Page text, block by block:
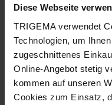
Diese Webseite
TRIGEMA verwendet
Technologien, um
zugeschnittenes
Online-Angebot stetig
kommen auf unseren
Cookies zum Einsatz,
5
Habe ich eben